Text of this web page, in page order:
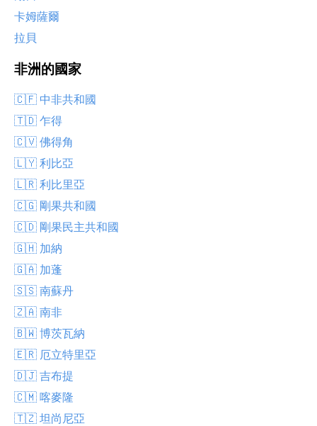
卡姆薩爾
拉貝
非洲的國家
🇨🇫 中非共和國
🇹🇩 乍得
🇨🇻 佛得角
🇱🇾 利比亞
🇱🇷 利比里亞
🇨🇬 剛果共和國
🇨🇩 剛果民主共和國
🇬🇭 加納
🇬🇦 加蓬
🇸🇸 南蘇丹
🇿🇦 南非
🇧🇼 博茨瓦納
🇪🇷 厄立特里亞
🇩🇯 吉布提
🇨🇲 喀麥隆
🇹🇿 坦尚尼亞